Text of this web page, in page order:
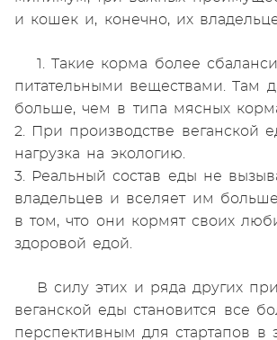
и кошек и, конечно, их
1. Такие корма более
питательными веществами. Там
больше, чем в типа мясных
2. При производстве веганской
нагрузка на экологию.
3. Реальный состав еды не
владельцев и вселяет им
в том, что они кормят своих
здоровой едой.
В силу этих и ряда других
веганской еды становится все
перспективным для стартапов в